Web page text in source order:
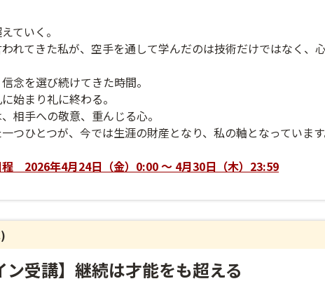
ていく。
れてきた私が、空手を通して学んだのは技術だけではなく、
念を選び続けてきた時間。
始まり礼に終わる。
相手への敬意、重んじる心。
つひとつが、今では生涯の財産となり、私の軸となっています
2026年4月24日（金）0:00 ～ 4月30日（木）23:59
ン受講】継続は才能をも超える